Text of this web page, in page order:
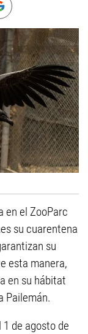
en el ZooParc
su cuarentena
su
esta manera,
en su hábitat
Pailemán.
de agosto de